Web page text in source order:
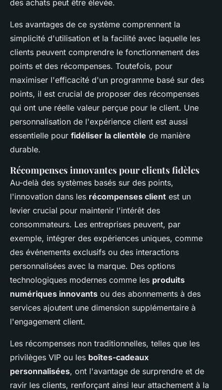
des achats peut être élevée.
Les avantages de ce système comprennent la
simplicité d'utilisation et la facilité avec laquelle les
clients peuvent comprendre le fonctionnement des
points et des récompenses. Toutefois, pour
maximiser l'efficacité d'un programme basé sur des
points, il est crucial de proposer des récompenses
qui ont une réelle valeur perçue pour le client. Une
personnalisation de l'expérience client est aussi
essentielle pour fidéliser la clientèle de manière
durable.
Récompenses innovantes pour clients fidèles
Au-delà des systèmes basés sur des points,
l'innovation dans les récompenses client est un
levier crucial pour maintenir l'intérêt des
consommateurs. Les entreprises peuvent, par
exemple, intégrer des expériences uniques, comme
des événements exclusifs ou des interactions
personnalisées avec la marque. Des options
technologiques modernes comme les produits
numériques innovants ou des abonnements à des
services ajoutent une dimension supplémentaire à
l'engagement client.
Les récompenses non traditionnelles, telles que les
privilèges VIP ou les boîtes-cadeaux
personnalisées, ont l'avantage de surprendre et de
ravir les clients, renforçant ainsi leur attachement à la